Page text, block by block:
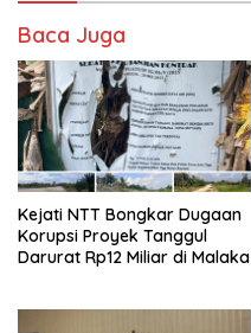
Baca Juga
Kejati NTT Bongkar Dugaan
Korupsi Proyek Tanggul
Darurat Rp12 Miliar di Malaka